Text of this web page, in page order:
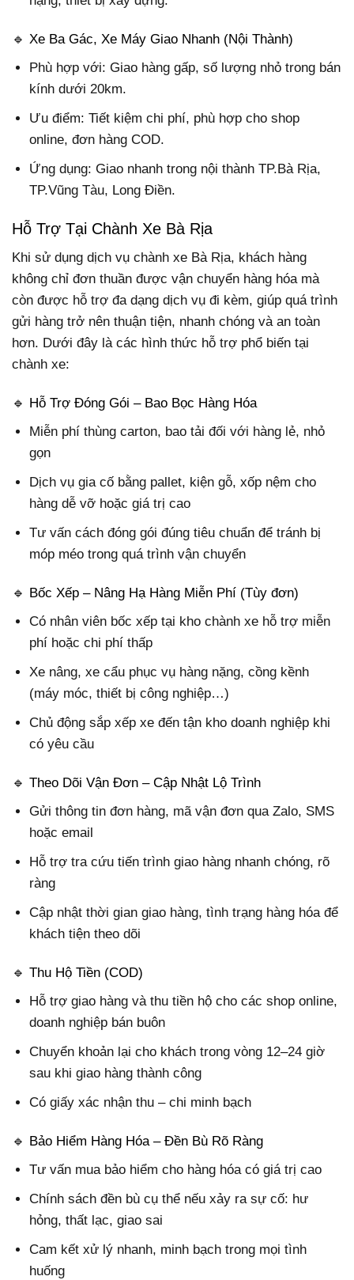
🔹 Xe Ba Gác, Xe Máy Giao Nhanh (Nội Thành)
Phù hợp với: Giao hàng gấp, số lượng nhỏ trong bán
kính dưới 20km.
Ưu điểm: Tiết kiệm chi phí, phù hợp cho shop
online, đơn hàng COD.
Ứng dụng: Giao nhanh trong nội thành TP.Bà Rịa,
TP.Vũng Tàu, Long Điền.
Hỗ Trợ Tại Chành Xe Bà Rịa
Khi sử dụng dịch vụ chành xe Bà Rịa, khách hàng
không chỉ đơn thuần được vận chuyển hàng hóa mà
còn được hỗ trợ đa dạng dịch vụ đi kèm, giúp quá trình
gửi hàng trở nên thuận tiện, nhanh chóng và an toàn
hơn. Dưới đây là các hình thức hỗ trợ phổ biến tại
chành xe:
🔹 Hỗ Trợ Đóng Gói – Bao Bọc Hàng Hóa
Miễn phí thùng carton, bao tải đối với hàng lẻ, nhỏ
gọn
Dịch vụ gia cố bằng pallet, kiện gỗ, xốp nệm cho
hàng dễ vỡ hoặc giá trị cao
Tư vấn cách đóng gói đúng tiêu chuẩn để tránh bị
móp méo trong quá trình vận chuyển
🔹 Bốc Xếp – Nâng Hạ Hàng Miễn Phí (Tùy đơn)
Có nhân viên bốc xếp tại kho chành xe hỗ trợ miễn
phí hoặc chi phí thấp
Xe nâng, xe cẩu phục vụ hàng nặng, cồng kềnh
(máy móc, thiết bị công nghiệp…)
Chủ động sắp xếp xe đến tận kho doanh nghiệp khi
có yêu cầu
🔹 Theo Dõi Vận Đơn – Cập Nhật Lộ Trình
Gửi thông tin đơn hàng, mã vận đơn qua Zalo, SMS
hoặc email
Hỗ trợ tra cứu tiến trình giao hàng nhanh chóng, rõ
ràng
Cập nhật thời gian giao hàng, tình trạng hàng hóa để
khách tiện theo dõi
🔹 Thu Hộ Tiền (COD)
Hỗ trợ giao hàng và thu tiền hộ cho các shop online,
doanh nghiệp bán buôn
Chuyển khoản lại cho khách trong vòng 12–24 giờ
sau khi giao hàng thành công
Có giấy xác nhận thu – chi minh bạch
🔹 Bảo Hiểm Hàng Hóa – Đền Bù Rõ Ràng
Tư vấn mua bảo hiểm cho hàng hóa có giá trị cao
Chính sách đền bù cụ thể nếu xảy ra sự cố: hư
hỏng, thất lạc, giao sai
Cam kết xử lý nhanh, minh bạch trong mọi tình
huống